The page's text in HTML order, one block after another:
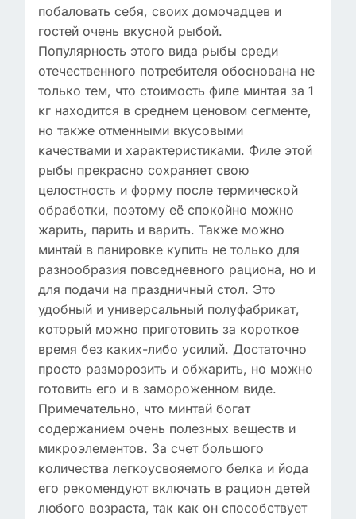
побаловать себя, своих домочадцев и
гостей очень вкусной рыбой.
Популярность этого вида рыбы среди
отечественного потребителя обоснована не
только тем, что стоимость филе минтая за 1
кг находится в среднем ценовом сегменте,
но также отменными вкусовыми
качествами и характеристиками. Филе этой
рыбы прекрасно сохраняет свою
целостность и форму после термической
обработки, поэтому её спокойно можно
жарить, парить и варить. Также можно
минтай в панировке купить не только для
разнообразия повседневного рациона, но и
для подачи на праздничный стол. Это
удобный и универсальный полуфабрикат,
который можно приготовить за короткое
время без каких-либо усилий. Достаточно
просто разморозить и обжарить, но можно
готовить его и в замороженном виде.
Примечательно, что минтай богат
содержанием очень полезных веществ и
микроэлементов. За счет большого
количества легкоусвояемого белка и йода
его рекомендуют включать в рацион детей
любого возраста, так как он способствует